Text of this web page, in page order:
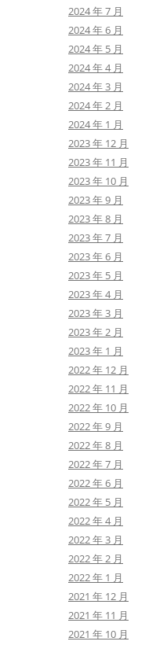
2024 年 7 月
2024 年 6 月
2024 年 5 月
2024 年 4 月
2024 年 3 月
2024 年 2 月
2024 年 1 月
2023 年 12 月
2023 年 11 月
2023 年 10 月
2023 年 9 月
2023 年 8 月
2023 年 7 月
2023 年 6 月
2023 年 5 月
2023 年 4 月
2023 年 3 月
2023 年 2 月
2023 年 1 月
2022 年 12 月
2022 年 11 月
2022 年 10 月
2022 年 9 月
2022 年 8 月
2022 年 7 月
2022 年 6 月
2022 年 5 月
2022 年 4 月
2022 年 3 月
2022 年 2 月
2022 年 1 月
2021 年 12 月
2021 年 11 月
2021 年 10 月